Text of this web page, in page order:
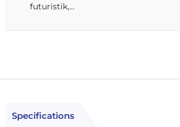
futuristik,...
Specifications